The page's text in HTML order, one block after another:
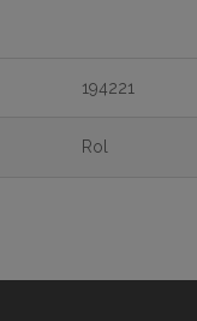
194221
Rol